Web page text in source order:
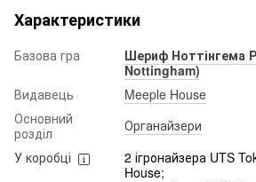
Характеристики
Базова гра
Шериф Ноттінгема
Nottingham)
Видавець
Meeple House
Основний
розділ
Органайзери
У коробці
2 ігронайзера UTS
House;